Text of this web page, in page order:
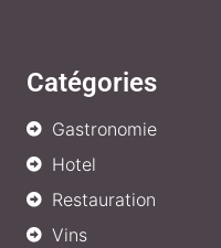
Catégories
Gastronomie
Hotel
Restauration
Vins